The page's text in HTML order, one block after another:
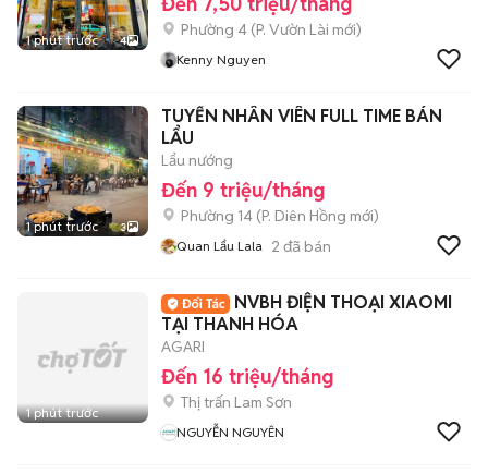
1 phút trước 4
Phường 4 (P. Vườn Lài mới)
Kenny Nguyen
1 phút trước 3
TUYỂN NHÂN VIÊN FULL TIME BÁN
LẨU
Lẩu nướng
Đến 9 triệu/tháng
Phường 14 (P. Diên Hồng mới)
Quan Lẩu Lala 2 đã bán
1 phút trước
NVBH ĐIỆN THOẠI XIAOMI
TẠI THANH HÓA
AGARI
Đến 16 triệu/tháng
Thị trấn Lam Sơn
NGUYỄN NGUYÊN